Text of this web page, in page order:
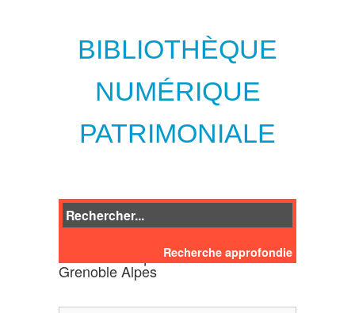
BIBLIOTHÈQUE
NUMÉRIQUE
PATRIMONIALE
des bibliothèques de l'Université
Grenoble Alpes
Recherche approfondie